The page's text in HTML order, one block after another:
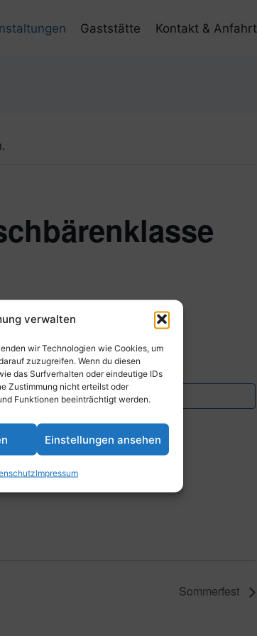
verwalten
wir Technologien wie Cookies, um
zuzugreifen. Wenn du diesen
das Surfverhalten oder eindeutige IDs
Zustimmung nicht erteilst oder
Funktionen beeinträchtigt werden.
Einstellungen ansehen
Impressum
Gaststätte Kontakt & Anfahrt
2023 @ 10:00
Turnhalle , TFC
Sommerfest